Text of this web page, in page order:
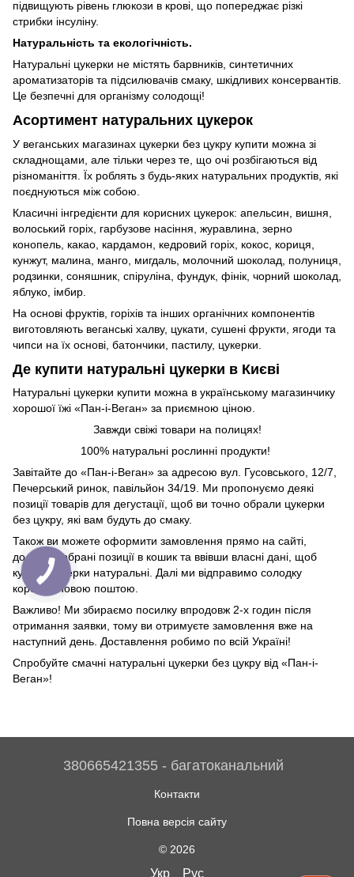
підвищують рівень глюкози в крові, що попереджає різкі
стрибки інсуліну.
Натуральність та екологічність.
Натуральні цукерки не містять барвників, синтетичних
ароматизаторів та підсилювачів смаку, шкідливих консервантів.
Це безпечні для організму солодощі!
Асортимент натуральних цукерок
У веганських магазинах цукерки без цукру купити можна зі
складнощами, але тільки через те, що очі розбігаються від
різноманіття. Їх роблять з будь-яких натуральних продуктів, які
поєднуються між собою.
Класичні інгредієнти для корисних цукерок: апельсин, вишня,
волоський горіх, гарбузове насіння, журавлина, зерно
конопель, какао, кардамон, кедровий горіх, кокос, кориця,
кунжут, малина, манго, мигдаль, молочний шоколад, полуниця,
родзинки, соняшник, спіруліна, фундук, фінік, чорний шоколад,
яблуко, імбир.
На основі фруктів, горіхів та інших органічних компонентів
виготовляють веганські халву, цукати, сушені фрукти, ягоди та
чипси на їх основі, батончики, пастилу, цукерки.
Де купити натуральні цукерки в Києві
Натуральні цукерки купити можна в українському магазинчику
хорошої їжі «Пан-і-Веган» за приємною ціною.
Завжди свіжі товари на полицях!
100% натуральні рослинні продукти!
Завітайте до «Пан-і-Веган» за адресою вул. Гусовського, 12/7,
Печерський ринок, павільйон 34/19. Ми пропонуємо деякі
позиції товарів для дегустації, щоб ви точно обрали цукерки
без цукру, які вам будуть до смаку.
Також ви можете оформити замовлення прямо на сайті,
додавши обрані позиції в кошик та ввівши власні дані, щоб
купити цукерки натуральні. Далі ми відправимо солодку
коробку Новою поштою.
Важливо! Ми збираємо посилку впродовж 2-х годин після
отримання заявки, тому ви отримуєте замовлення вже на
наступний день. Доставлення робимо по всій Україні!
Спробуйте смачні натуральні цукерки без цукру від «Пан-і-
Веган»!
380665421355 - багатоканальний
Контакти
Повна версія сайту
© 2026
Укр Рус